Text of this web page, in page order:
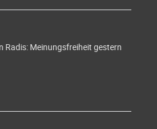
Radis: Meinungsfreiheit gestern